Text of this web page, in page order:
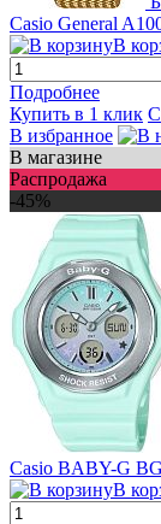
Casio General
В
Подробнее
Купить в 1 клик
В избранное
В магазине
Распродажа
-45%
Casio BABY-G
В